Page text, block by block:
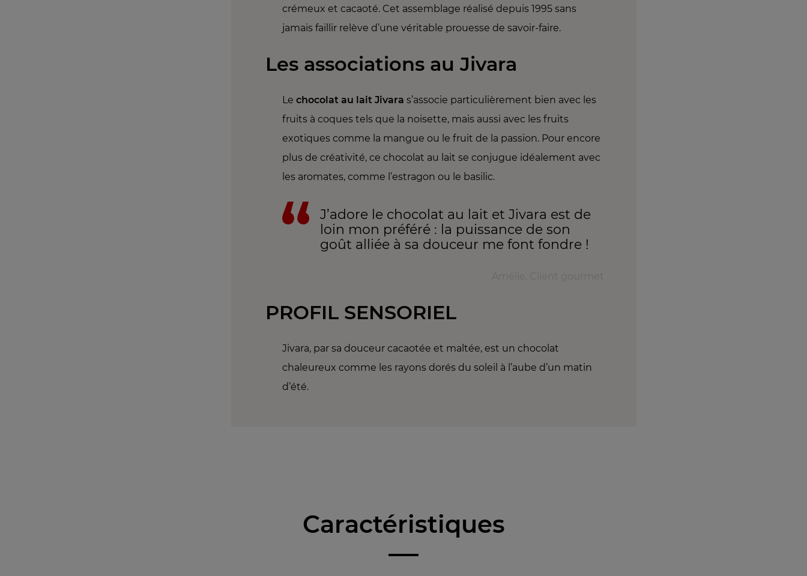
crémeux et cacaoté. Cet assemblage réalisé depuis 1995 sans
jamais faillir relève d’une véritable prouesse de savoir-faire.
Les associations au Jivara
Lechocolat au lait Jivaras’associe particulièrement bien avec les
fruits à coques tels que la noisette, mais aussi avec les fruits
exotiques comme la mangue ou le fruit de la passion. Pour encore
plus de créativité, ce chocolat au lait se conjugue idéalement avec
les aromates, comme l’estragon ou le basilic.
J’adore le chocolat au lait et Jivara est de
loin mon préféré : la puissance de son
goût alliée à sa douceur me font fondre !
PROFIL SENSORIEL
Jivara, par sa douceur cacaotée et maltée, est un chocolat
chaleureux comme les rayons dorés du soleil à l’aube d’un matin
d’été.
Caractéristiques